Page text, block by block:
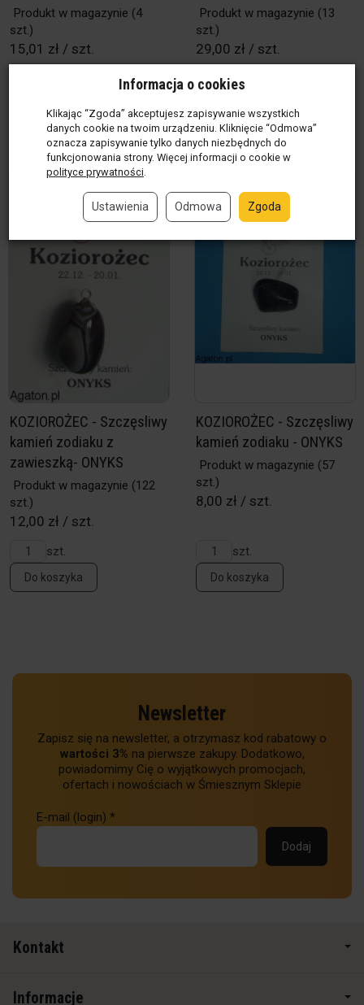
Produkt w magazynie (4
szt.)
15,01 zł / szt.
Do koszyka
Produkt w magazynie (13
szt.)
29,00 zł / szt.
Do koszyka
KOZIOROŻEC - Szczęsliwy
kamień zodiaku z
zawieszką- ONYKS
Produkt w magazynie (122
szt.)
12,00 zł / szt.
szt.
Do koszyka
KOZIOROŻEC - Szczęsliwy
kamień zodiaku - ONYKS
Produkt w magazynie (57
szt.)
8,00 zł / szt.
szt.
Do koszyka
Newsletter
Zapisz się na newsletter, a otrzymasz kod rabatowy o
wartości 3% na pierwsze zakupy. Dodatkowo,
powiadomimy Cię o wyjątkowych promocjach,
ofertach i nowościach w Śmiesznym Sklepie
E-mail (login) *
Kontakt
Informacje
Informacja o cookies
Klikając “Zgoda” akceptujesz zapisywanie wszystkich
danych cookie na twoim urządzeniu. Kliknięcie “Odmowa”
oznacza zapisywanie tylko danych niezbędnych do
funkcjonowania strony. Więcej informacji o cookie w
polityce prywatności.
Ustawienia Odmowa Zgoda